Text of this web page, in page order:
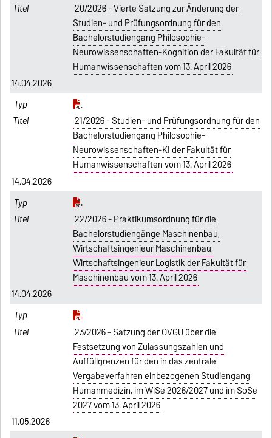
20/2026 - Vierte Satzung zur Änderung der
Studien- und Prüfungsordnung für den
Bachelorstudiengang Philosophie-
Neurowissenschaften-Kognition der Fakultät für
Humanwissenschaften vom 13. April 2026
14.04.2026
21/2026 - Studien- und Prüfungsordnung für den
Bachelorstudiengang Philosophie-
Neurowissenschaften-KI der Fakultät für
Humanwissenschaften vom 13. April 2026
14.04.2026
22/2026 - Praktikumsordnung für die
Bachelorstudiengänge Maschinenbau,
Wirtschaftsingenieur Maschinenbau,
Wirtschaftsingenieur Logistik der Fakultät für
Maschinenbau vom 13. April 2026
14.04.2026
23/2026 - Satzung der OVGU über die
Festsetzung von Zulassungszahlen und
Auffüllgrenzen für den in das zentrale
Vergabeverfahren einbezogenen Studiengang
Humanmedizin, im WiSe 2026/2027 und im SoSe
2027 vom 13. April 2026
11.05.2026